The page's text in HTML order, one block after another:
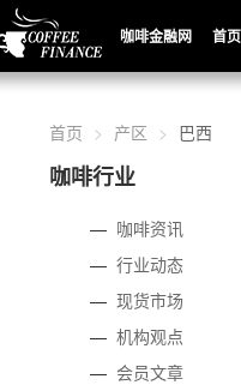
咖啡金融网 首页
首页 产区 巴西
咖啡行业
— 咖啡资讯
—行业动态
—现货市场
—机构观点
—会员文章